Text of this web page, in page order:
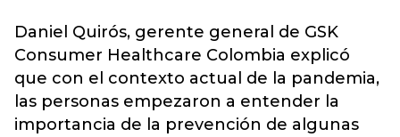
Daniel Quirós, gerente general de GSK
Consumer Healthcare Colombia explicó
que con el contexto actual de la pandemia,
las personas empezaron a entender la
importancia de la prevención de algunas